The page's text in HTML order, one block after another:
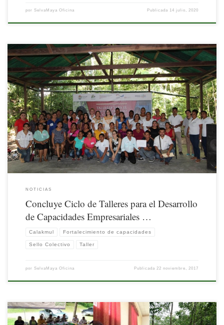
por SelvaMaya Oficina Publicada 14 julio, 2020
La iniciativa Sello Colectivo Calakmul fomenta que las empresas de la región
cuenten con un sistema de mejora continua que contribuya al desarrollo
sustentable. En este sentido, el Programa Selva Maya de la GIZ en conjunto con la
Reserva de la Biósfera de Calakmul (RBC) de la Comisión Nacional de […]
NOTICIAS
Concluye Ciclo de Talleres para el Desarrollo
de Capacidades Empresariales …
Calakmul Fortalecimiento de capacidades
Sello Colectivo Taller
por SelvaMaya Oficina Publicada 22 noviembre, 2017